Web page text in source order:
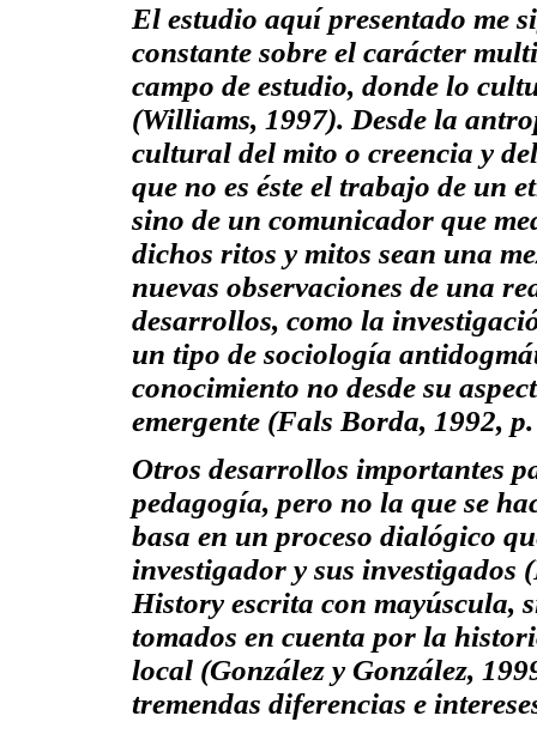
El estudio aquí presentado me
constante sobre el carácter
campo de estudio, donde lo
(Williams, 1997). Desde la
cultural del mito o creencia y
que no es éste el trabajo de un
sino de un comunicador que
dichos ritos y mitos sean una
nuevas observaciones de una
desarrollos, como la
un tipo de sociología
conocimiento no desde su
emergente (Fals Borda, 1992,
Otros desarrollos importantes
pedagogía, pero no la que se
basa en un proceso dialógico
investigador y sus
Historyescrita con mayúscula,
tomados en cuenta por la
local (González y González,
tremendas diferencias e